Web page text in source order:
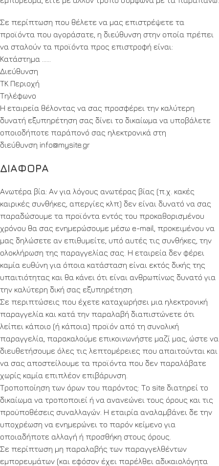
Σε περίπτωση που θέλετε να μας επιστρέψετε τα
προϊόντα που αγοράσατε, η διεύθυνση στην οποία πρέπει
να σταλούν τα προϊόντα προς επιστροφή είναι:
Κατάστημα ……
Διεύθυνση
ΤΚ Περιοχή
Τηλέφωνο
Η εταιρεία θέλοντας να σας προσφέρει την καλύτερη
δυνατή εξυπηρέτηση σας δίνει το δικαίωμα να υποβάλετε
οποιοδήποτε παράπονό σας ηλεκτρονικά στη
διεύθυνση info@mysite.gr
ΔΙΑΦΟΡΑ
Ανωτέρα βία: Αν για λόγους ανωτέρας βίας (π.χ. κακές
καιρικές συνθήκες, απεργίες κλπ) δεν είναι δυνατό να σας
παραδώσουμε τα προϊόντα εντός του προκαθορισμένου
χρόνου θα σας ενημερώσουμε μέσω e-mail, προκειμένου να
μας δηλώσετε αν επιθυμείτε, υπό αυτές τις συνθήκες, την
ολοκλήρωση της παραγγελίας σας. Η εταιρεία δεν φέρει
καμία ευθύνη για όποια κατάσταση είναι εκτός δικής της
υπαιτιότητας και θα κάνει ότι είναι ανθρωπίνως δυνατό για
την καλύτερη δική σας εξυπηρέτηση.
Σε περιπτώσεις που έχετε καταχωρήσει μια ηλεκτρονική
παραγγελία και κατά την παραλαβή διαπιστώνετε ότι
λείπει κάποιο (ή κάποια) προϊόν από τη συνολική
παραγγελία, παρακαλούμε επικοινωνήστε μαζί μας, ώστε να
διευθετήσουμε όλες τις λεπτομέρειες που απαιτούνται και
να σας αποστείλουμε τα προϊόντα που δεν παραλάβατε
χωρίς καμία επιπλέον επιβάρυνση.
Τροποποίηση των όρων του παρόντος: Το site διατηρεί το
δικαίωμα να τροποποιεί ή να ανανεώνει τους όρους και τις
προϋποθέσεις συναλλαγών. H εταιρία αναλαμβάνει δε την
υποχρέωση να ενημερώνει το παρόν κείμενο για
οποιαδήποτε αλλαγή ή προσθήκη στους όρους.
Σε περίπτωση μη παραλαβής των παραγγελθέντων
εμπορευμάτων (και εφόσον έχει παρέλθει αδικαιολόγητα